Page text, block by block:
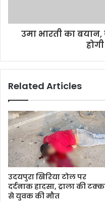
उमा भारती का
Related Articles
उदयपुरा खिरिया टोल पर
दर्दनाक हादसा, ट्राला की
से युवक की मौत